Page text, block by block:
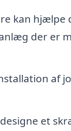
kan hjælpe
der er
af
et